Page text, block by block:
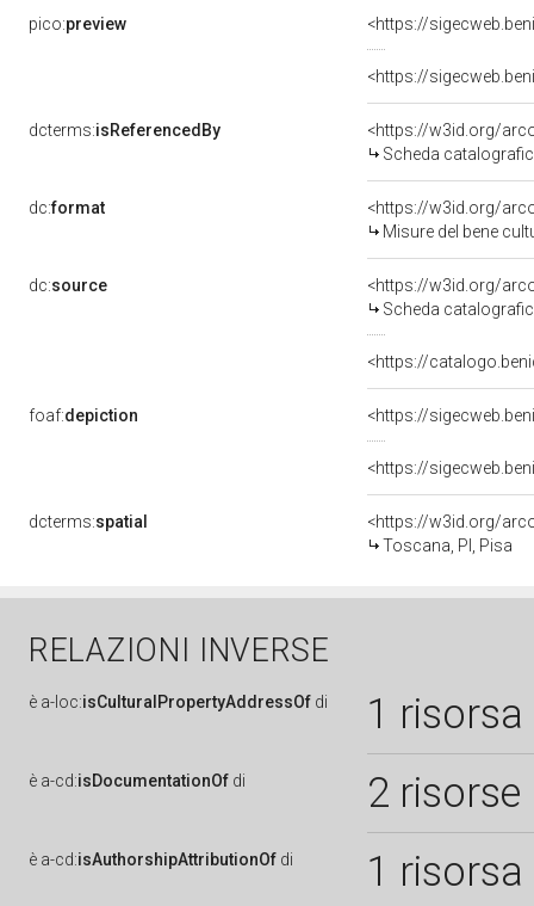
pico:preview <https://
<https://
dcterms:isReferencedBy
<https://w3id.org/
Scheda
dc:format
<https://w3id.org/
Misure del bene
dc:source
<https://w3id.org/
Scheda
<https://
foaf:depiction <https://
<https://
dcterms:spatial
<https://w3id.org/
Toscana, PI, Pisa
RELAZIONI INVERSE
è a-loc:isCulturalPropertyAddressOf di 1 risorsa
è a-cd:isDocumentationOf di 2 risorse
è a-cd:isAuthorshipAttributionOf di 1 risorsa